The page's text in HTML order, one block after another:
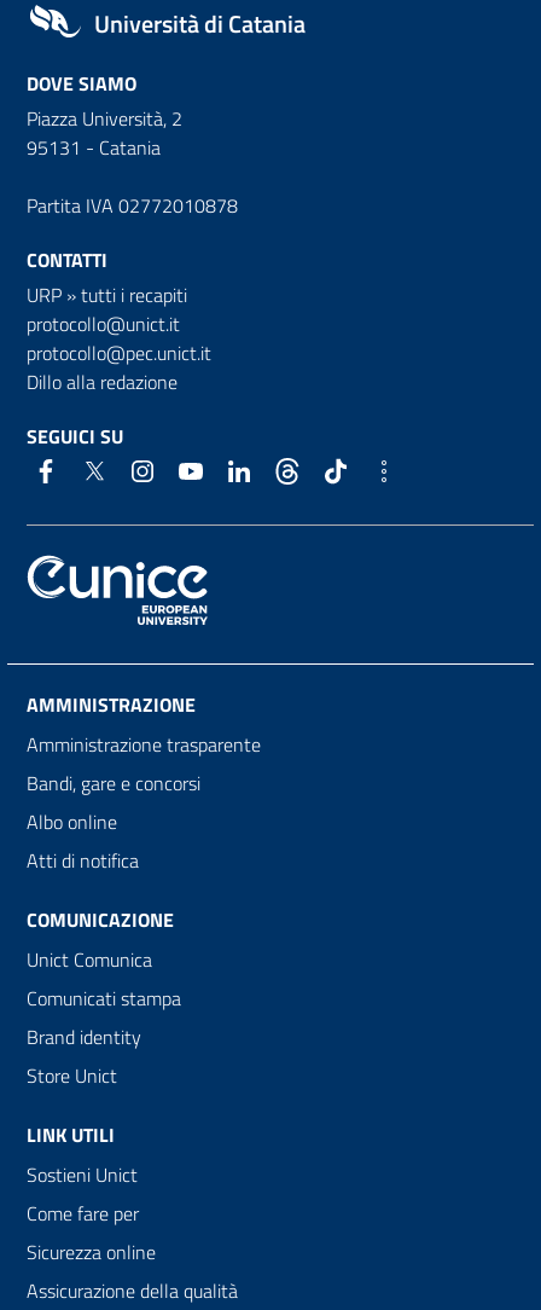
Università di Catania
DOVE SIAMO
Piazza Università, 2
95131 - Catania
Partita IVA 02772010878
CONTATTI
URP »tutti i recapiti
protocollo@unict.it
protocollo@pec.unict.it
Dillo alla redazione
SEGUICI SU
AMMINISTRAZIONE
Amministrazione trasparente
Bandi, gare e concorsi
Albo online
Atti di notifica
COMUNICAZIONE
Unict Comunica
Comunicati stampa
Brand identity
Store Unict
LINK UTILI
Sostieni Unict
Come fare per
Sicurezza online
Assicurazione della qualità